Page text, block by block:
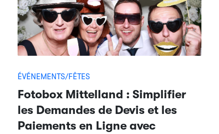
ÉVÉNEMENTS/FÊTES
Fotobox Mittelland : Simplifier
les Demandes de Devis et les
Paiements en Ligne avec